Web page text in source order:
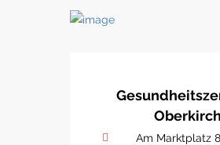
Oberkirch
Am Marktplatz